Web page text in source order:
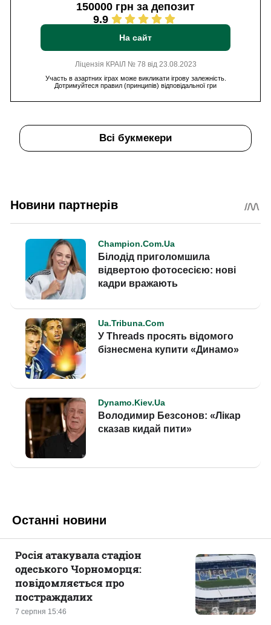
150000 грн за депозит
9.9
На сайт
Ліцензія КРАІЛ № 78 від 23.08.2023
Участь в азартних іграх може викликати ігрову залежність.
Дотримуйтеся правил (принципів) відповідальної гри
Всі букмекери
Останні новини
7 серпня 15:46
Росія атакувала стадіон
одеського Чорноморця:
повідомляється про
постраждалих